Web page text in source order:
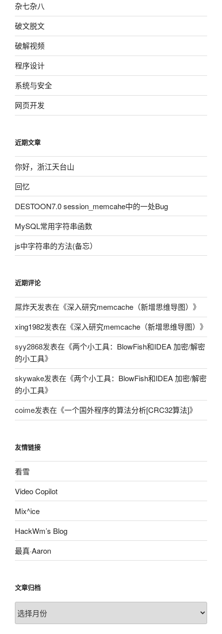
杂七杂八
破文脱文
破解视频
程序设计
系统与安全
网页开发
近期文章
你好，浙江天台山
回忆
DESTOON7.0 session_memcahe中的一处Bug
MySQL常用字符串函数
js中字符串的方法(备忘）
近期评论
屌炸天发表在《深入研究memcache（新增思维导图） 》
xing1982发表在《深入研究memcache（新增思维导图） 》
syy2868发表在《两个小工具：BlowFish和IDEA 加密/解密
的小工具》
skywake发表在《两个小工具：BlowFish和IDEA 加密/解密
的小工具》
coime发表在《一个国外程序的算法分析[CRC32算法]》
友情链接
看雪
Video Copilot
Mix^ice
HackWm’s Blog
最真·Aaron
文章归档
文
章